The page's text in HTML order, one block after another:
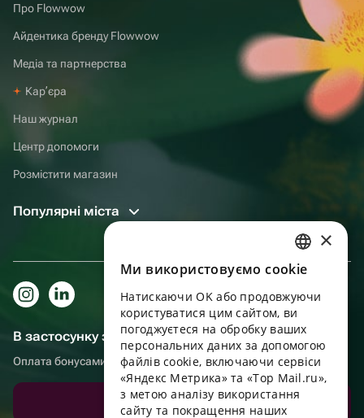
Про Flowwow
Айдентика бренду Flowwow
Медіа та партнерства
Карʼєра
Наш журнал
Центр допомоги
Розмістити магазин
Популярні міста
В застосунку зручніше!
Оплата бонусами, самовивіз, зручний чат підтримки
Завантажити додаток
RUSSIAN
ENGLISH
UKRAINIAN
PORTUGUESE
SPANISH
HUNGARIAN
×
Ми використовуємо cookie
Натискаючи OK або продовжуючи
користуватися цим сайтом, ви
погоджуєтеся на обробку ваших
персональних даних за допомогою
файлів cookie, включаючи сервіси
«Яндекс Метрика» та «Top Mail.ru»,
з метою аналізу використання
сайту та покращення наших